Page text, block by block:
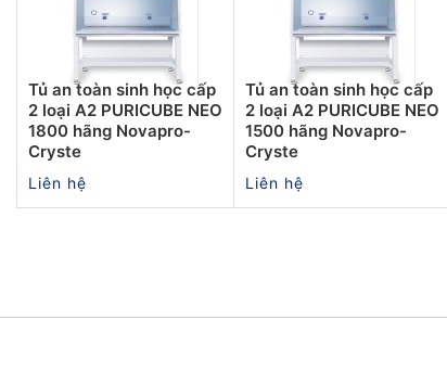
Tủ an toàn sinh học cấp
2 loại A2 PURICUBE NEO
1800 hãng Novapro-
Cryste
Liên hệ
Tủ an toàn sinh học cấp
2 loại A2 PURICUBE NEO
1500 hãng Novapro-
Cryste
Liên hệ